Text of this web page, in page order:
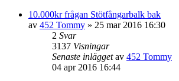
10.000kr frågan Stötfångarbalk bak
av 452 Tommy » 25 mar 2016 16:30
2 Svar
3137 Visningar
Senaste inläggetav 452 Tommy
04 apr 2016 16:44